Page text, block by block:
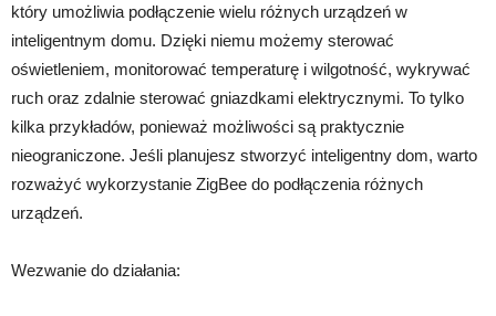
który umożliwia podłączenie wielu różnych urządzeń w
inteligentnym domu. Dzięki niemu możemy sterować
oświetleniem, monitorować temperaturę i wilgotność, wykrywać
ruch oraz zdalnie sterować gniazdkami elektrycznymi. To tylko
kilka przykładów, ponieważ możliwości są praktycznie
nieograniczone. Jeśli planujesz stworzyć inteligentny dom, warto
rozważyć wykorzystanie ZigBee do podłączenia różnych
urządzeń.
Wezwanie do działania: